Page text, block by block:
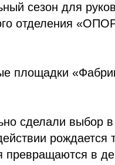
сезон для
отделения
площадки
сделали выбор в
рождается
превращаются в